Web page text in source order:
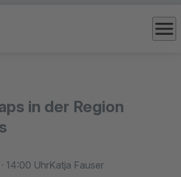
menu
in der Region
· 14:00 UhrKatja Fauser